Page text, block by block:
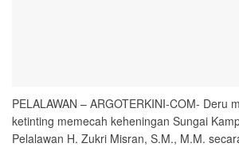
PELALAWAN – ARGOTERKINI-COM- Deru
ketinting memecah keheningan Sungai
Pelalawan H. Zukri Misran, S.M., M.M.